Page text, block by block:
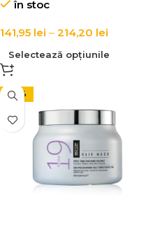
în stoc
141,95 lei – 214,20 lei
Selectează opțiunile
-24%